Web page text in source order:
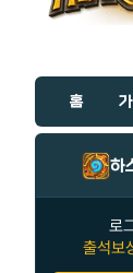
홈
하
로
출석보